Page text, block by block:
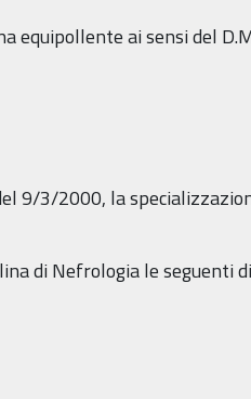
equipollente ai sensi del
9/3/2000, la
di Nefrologia le seguenti